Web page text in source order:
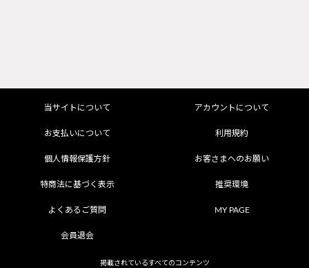
当サイトについて アカウントについて
お支払いについて 利用規約
個人情報保護方針 お客さまへのお願い
特商法に基づく表示 推奨環境
よくあるご質問 MY PAGE
会員退会
掲載されているすべてのコンテンツ